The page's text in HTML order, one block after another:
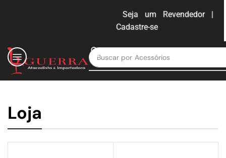
Seja um Revendedor |
Cadastre-se
Buscar por
Loja